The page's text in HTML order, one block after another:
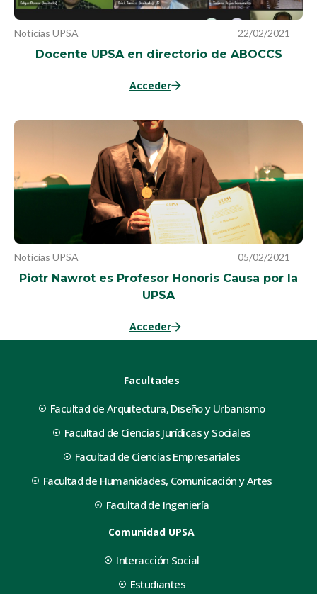
Noticias UPSA 22/02/2021
Docente UPSA en directorio de ABOCCS
Acceder
Noticias UPSA 05/02/2021
Piotr Nawrot es Profesor Honoris Causa por la
UPSA
Acceder
Facultades
Facultad de Arquitectura, Diseño y Urbanismo
Facultad de Ciencias Jurídicas y Sociales
Facultad de Ciencias Empresariales
Facultad de Humanidades, Comunicación y Artes
Facultad de Ingeniería
Comunidad UPSA
Interacción Social
Estudiantes